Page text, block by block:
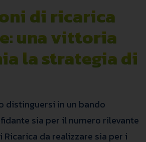
di ricarica
una vittoria
la strategia di
distinguersi in un bando
sia per il numero rilevante
da realizzare sia per i